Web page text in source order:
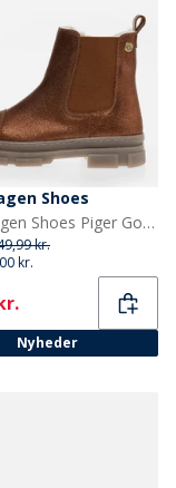
Shoes
Copenhagen Shoes Piger Gode Udseende Piger Lave Støvler 059 Bronze
kr.
kr.
Nyheder